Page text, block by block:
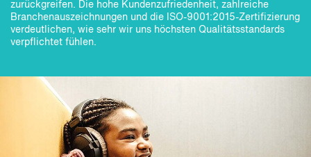
zurückgreifen. Die hohe Kundenzufriedenheit, zahlreiche
Branchenauszeichnungen und die ISO-9001:2015-Zertifizierung
verdeutlichen, wie sehr wir uns höchsten Qualitätsstandards
verpflichtet fühlen.